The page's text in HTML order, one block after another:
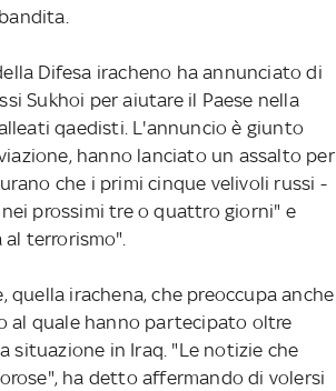
Difesa iracheno ha annunciato di
Sukhoi per aiutare il Paese nella
qaedisti. L'annuncio è giunto
hanno lanciato un assalto per
che i primi cinque velivoli russi -
prossimi tre o quattro giorni" e
terrorismo".
quella irachena, che preoccupa anche
al quale hanno partecipato oltre
situazione in Iraq. "Le notizie che
ha detto affermando di volersi